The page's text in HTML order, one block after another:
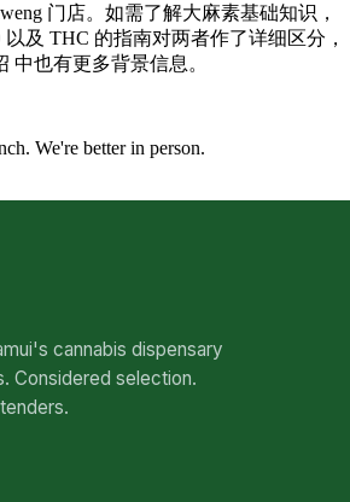
门店。如需了解大麻素基础知识，
以及 THC 的指南对两者作了详细区分，
中也有更多背景信息。
We're better in person.
cannabis dispensary
Considered selection.